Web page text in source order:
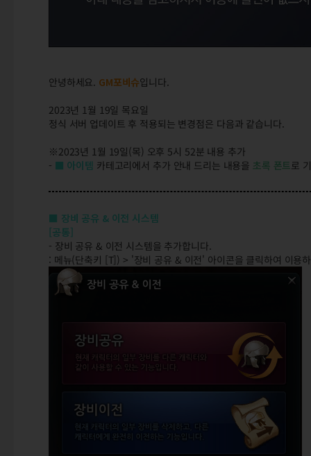
안녕하세요. GM포비슈입니다.
2023년 1월 19일 목요일
정식 서버 업데이트 후 적용되는 변경점은 다음과 같습니다.
※2023년 1월 19일(목) 오후 5시 52분 내용 추가
- ■ 아이템 카테고리에서 추가 안내 드리는 내용을 초록 폰트로
■ 장비 공유 & 이전 시스템
[공통]
- 장비 공유 & 이전 시스템을 추가합니다.
: 메뉴(단축키 [T]) > '장비 공유 & 이전' 아이콘을 클릭하여 이용